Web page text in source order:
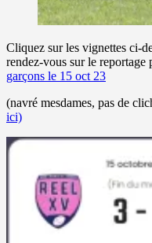
Cliquez sur les vignettes ci-
rendez-vous sur le reportage
garçons le 15 oct 23
(navré mesdames, pas de
ici)